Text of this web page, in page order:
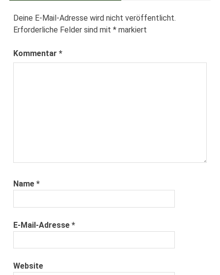
Deine E-Mail-Adresse wird nicht veröffentlicht.
Erforderliche Felder sind mit* markiert
Kommentar*
Name*
E-Mail-Adresse*
Website